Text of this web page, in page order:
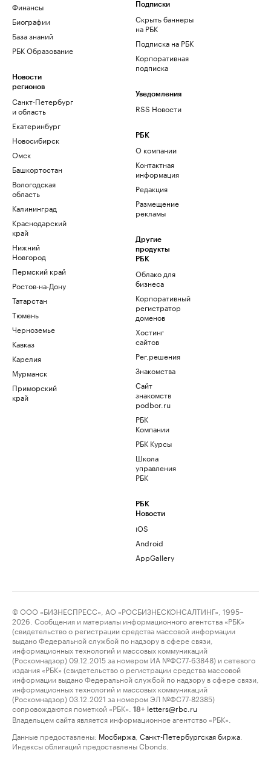
Финансы
Биографии
База знаний
РБК Образование
Новости
регионов
Санкт-Петербург
и область
Екатеринбург
Новосибирск
Омск
Башкортостан
Вологодская
область
Калининград
Краснодарский
край
Нижний
Новгород
Пермский край
Ростов-на-Дону
Татарстан
Тюмень
Черноземье
Кавказ
Карелия
Мурманск
Приморский
край
Подписки
Скрыть баннеры
на РБК
Подписка на РБК
Корпоративная
подписка
Уведомления
RSS Новости
РБК
О компании
Контактная
информация
Редакция
Размещение
рекламы
Другие
продукты
РБК
Облако для
бизнеса
Корпоративный
регистратор
доменов
Хостинг
сайтов
Рег.решения
Знакомства
Сайт
знакомств
podbor.ru
РБК
Компании
РБК Курсы
Школа
управления
РБК
РБК
Новости
iOS
Android
AppGallery
© ООО «БИЗНЕСПРЕСС», АО «РОСБИЗНЕСКОНСАЛТИНГ», 1995–
2026. Сообщения и материалы информационного агентства «РБК»
(свидетельство о регистрации средства массовой информации
выдано Федеральной службой по надзору в сфере связи,
информационных технологий и массовых коммуникаций
(Роскомнадзор) 09.12.2015 за номером ИА №ФС77-63848) и сетевого
издания «РБК» (свидетельство о регистрации средства массовой
информации выдано Федеральной службой по надзору в сфере связи,
информационных технологий и массовых коммуникаций
(Роскомнадзор) 03.12.2021 за номером ЭЛ №ФС77-82385)
сопровождаются пометкой «РБК».
18+ letters@rbc.ru
Владельцем сайта является информационное агентство «РБК».
Данные предоставлены: Мосбиржа Санкт-Петербургская биржа
Индексы облигаций предоставлены Cbonds.